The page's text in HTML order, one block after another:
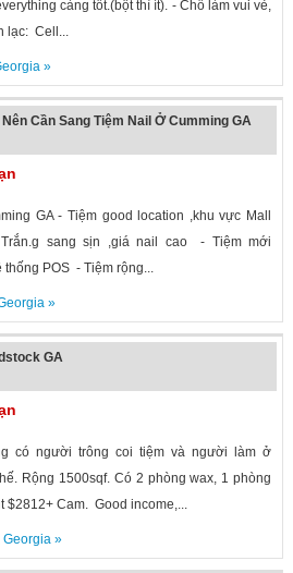
càng tốt.(bột thì ít). - Chỗ làm vui vẻ,
lạc: Cell...
»
Cần Sang Tiệm Nail Ở Cumming GA
GA - Tiệm good location ,khu vực Mall
Trắn.g sang sịn ,giá nail cao - Tiệm mới
POS - Tiệm rộng...
»
GA
có người trông coi tiệm và người làm ở
Rộng 1500sqf. Có 2 phòng wax, 1 phòng
$2812+ Cam. Good income,...
Georgia»